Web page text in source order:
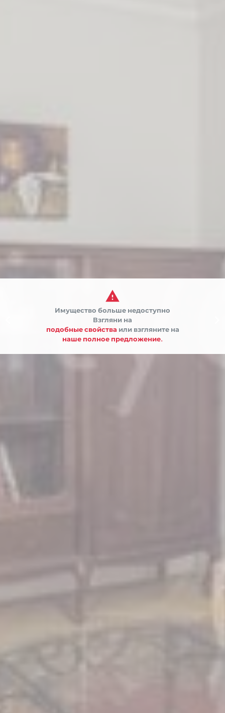

Имущество больше недоступно
Взгляни на
подобные свойства или взгляните на
наше полное предложение.